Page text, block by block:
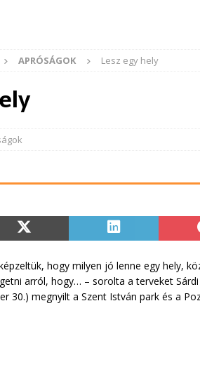
APRÓSÁGOK Lesz egy hely
hogy milyen jó lenne egy hely,
arról, hogy… – sorolta a terveket
30.) megnyilt a Szent István park és a